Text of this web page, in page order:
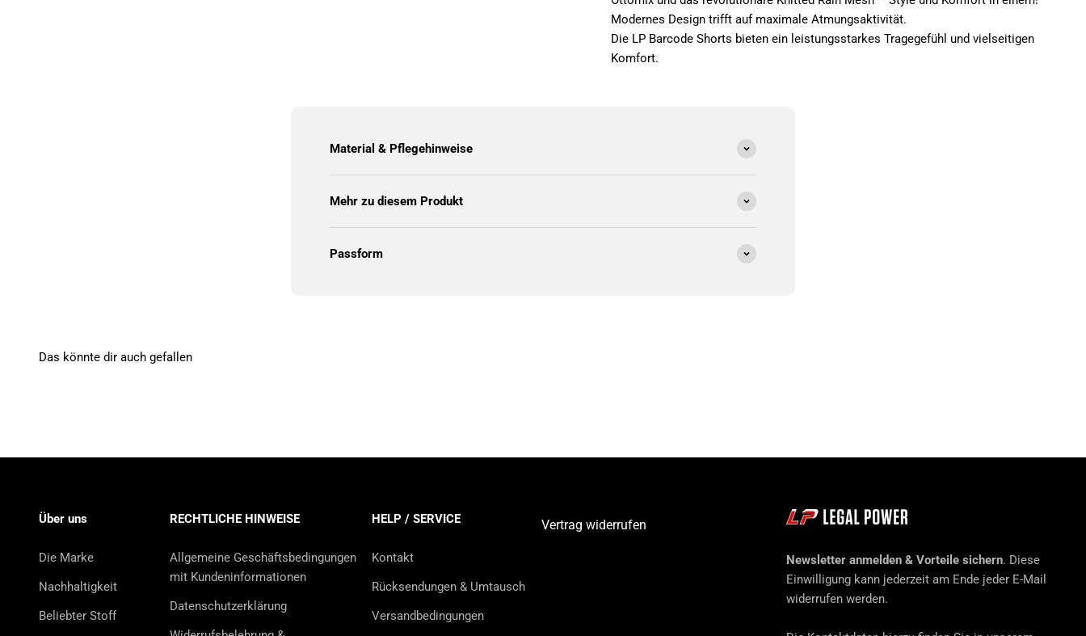
Modernes Design trifft auf maximale Atmungsaktivität.
Die LP Barcode Shorts bieten ein leistungsstarkes Tragegefühl und vielseitigen
Komfort.
Material & Pflegehinweise
Mehr zu diesem Produkt
Passform
Das könnte dir auch gefallen
Über uns
Die Marke
Nachhaltigkeit
Beliebter Stoff
RECHTLICHE HINWEISE
Allgemeine Geschäftsbedingungen
mit Kundeninformationen
Datenschutzerklärung
HELP / SERVICE
Kontakt
Rücksendungen & Umtausch
Versandbedingungen
Vertrag widerrufen
Newsletter anmelden & Vorteile sichern. Diese
Einwilligung kann jederzeit am Ende jeder E-Mail
widerrufen werden.